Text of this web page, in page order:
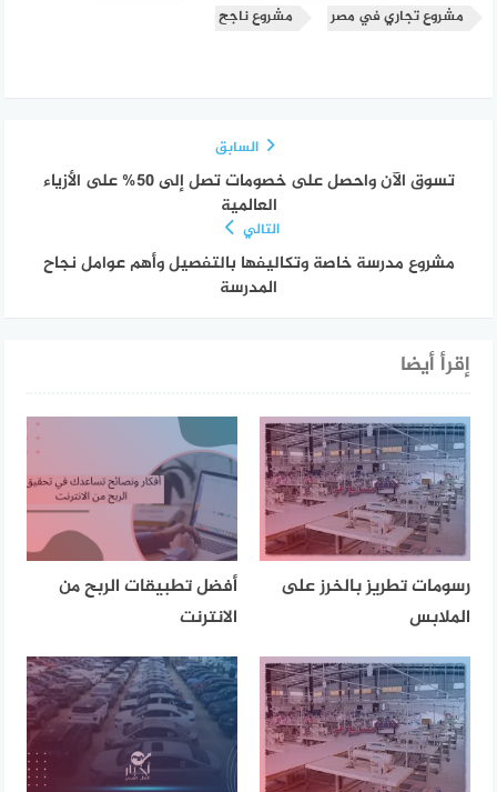
مشروع تجاري في مصر
مشروع ناجح
السابق
تسوق الآن واحصل على خصومات تصل إلى 50% على الأزياء
العالمية
التالي
مشروع مدرسة خاصة وتكاليفها بالتفصيل وأهم عوامل نجاح
المدرسة
إقرأ أيضا
رسومات تطريز بالخرز على
الملابس
أفضل تطبيقات الربح من
الانترنت